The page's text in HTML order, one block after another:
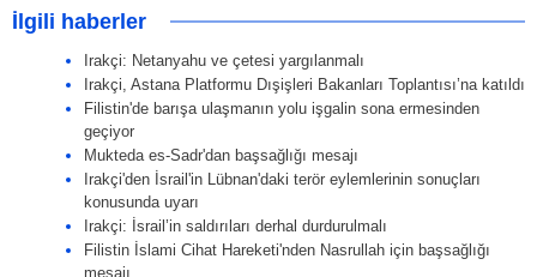
İlgili haberler
Irakçi: Netanyahu ve çetesi yargılanmalı
Irakçi, Astana Platformu Dışişleri Bakanları Toplantısı’na katıldı
Filistin'de barışa ulaşmanın yolu işgalin sona ermesinden
geçiyor
Mukteda es-Sadr'dan başsağlığı mesajı
Irakçi'den İsrail'in Lübnan'daki terör eylemlerinin sonuçları
konusunda uyarı
Irakçi: İsrail’in saldırıları derhal durdurulmalı
Filistin İslami Cihat Hareketi'nden Nasrullah için başsağlığı
mesajı